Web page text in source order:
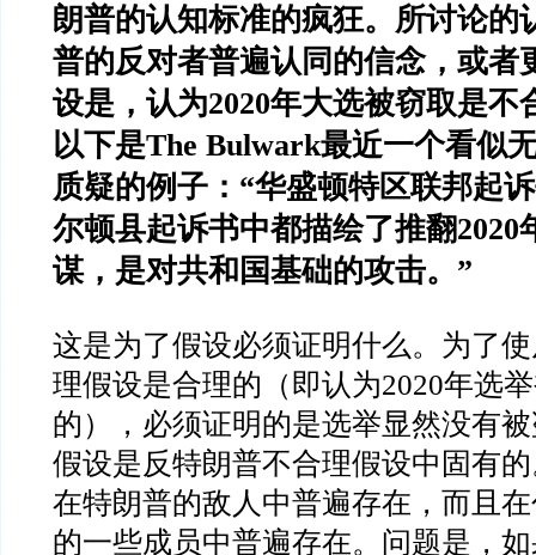
朗普的认知标准的疯狂。所讨论的
普的反对者普遍认同的信念，或者
设是，认为2020年大选被窃取是不
以下是The Bulwark最近一个看似
质疑的例子： “华盛顿特区联邦起
尔顿县起诉书中都描绘了推翻2020
谋，是对共和国基础的攻击。 ”
这是为了假设必须证明什么。为了
理假设是合理的（即认为2020年选
的），必须证明的是选举显然没有
假设是反特朗普不合理假设中固有
在特朗普的敌人中普遍存在，而且
的一些成员中普遍存在。问题是，